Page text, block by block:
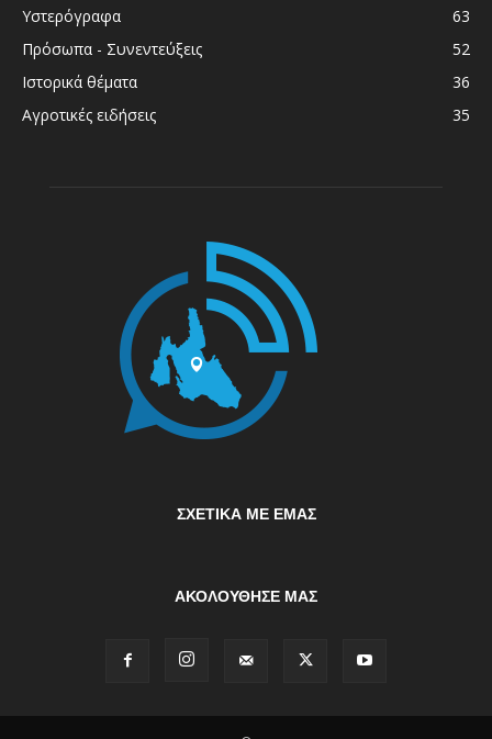
Υστερόγραφα
63
Πρόσωπα - Συνεντεύξεις
52
Ιστορικά θέματα
36
Αγροτικές ειδήσεις
35
ΣΧΕΤΙΚΆ ΜΕ ΕΜΆΣ
ΑΚΟΛΟΥΘΗΣΕ ΜΑΣ